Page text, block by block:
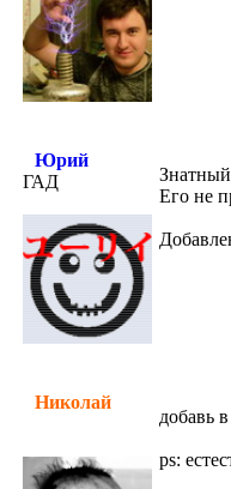
Юрий
ГАД
Его не
Николай
добавь
ps: